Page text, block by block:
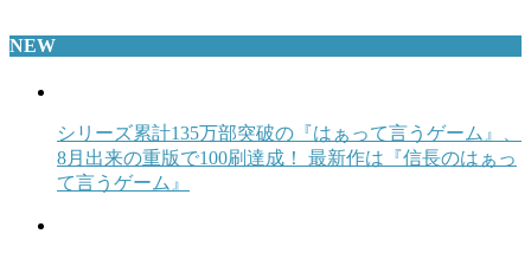
NEW
シリーズ累計135万部突破の『はぁって言うゲーム』、
8月出来の重版で100刷達成！ 最新作は『信長のはぁっ
て言うゲーム』